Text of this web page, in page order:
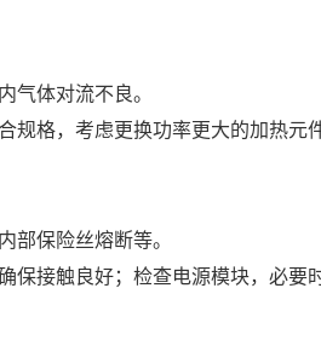
气体对流不良。
规格，考虑更换功率更大的加热元
部保险丝熔断等。
保接触良好；检查电源模块，必